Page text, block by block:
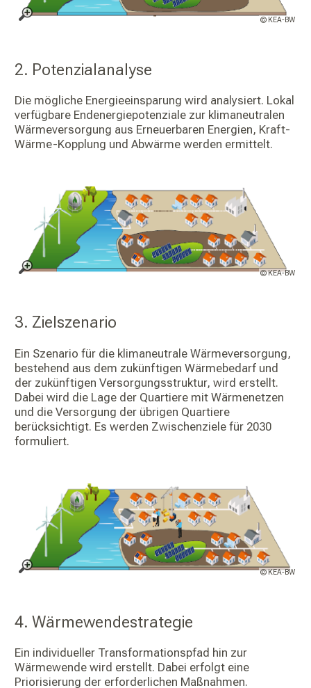
© KEA-BW
2. Potenzialanalyse
Die mögliche Energieeinsparung wird analysiert. Lokal
verfügbare Endenergiepotenziale zur klimaneutralen
Wärmeversorgung aus Erneuerbaren Energien, Kraft-
Wärme-Kopplung und Abwärme werden ermittelt.
© KEA-BW
3. Zielszenario
Ein Szenario für die klimaneutrale Wärmeversorgung,
bestehend aus dem zukünftigen Wärmebedarf und
der zukünftigen Versorgungsstruktur, wird erstellt.
Dabei wird die Lage der Quartiere mit Wärmenetzen
und die Versorgung der übrigen Quartiere
berücksichtigt. Es werden Zwischenziele für 2030
formuliert.
© KEA-BW
4. Wärmewendestrategie
Ein individueller Transformationspfad hin zur
Wärmewende wird erstellt. Dabei erfolgt eine
Priorisierung der erforderlichen Maßnahmen.